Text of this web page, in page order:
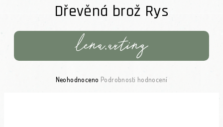
Dřevěná brož Rys
Průměrné hodnocení produktu je 0,0 z 5 hvězdiček.
Neohodnoceno Podrobnosti hodnocení